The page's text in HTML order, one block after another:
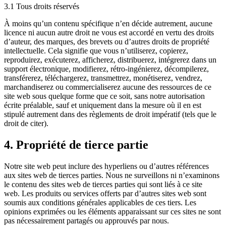
3.1 Tous droits réservés
À moins qu’un contenu spécifique n’en décide autrement, aucune
licence ni aucun autre droit ne vous est accordé en vertu des droits
d’auteur, des marques, des brevets ou d’autres droits de propriété
intellectuelle. Cela signifie que vous n’utiliserez, copierez,
reproduirez, exécuterez, afficherez, distribuerez, intégrerez dans un
support électronique, modifierez, rétro-ingénierez, décompilerez,
transférerez, téléchargerez, transmettrez, monétiserez, vendrez,
marchandiserez ou commercialiserez aucune des ressources de ce
site web sous quelque forme que ce soit, sans notre autorisation
écrite préalable, sauf et uniquement dans la mesure où il en est
stipulé autrement dans des règlements de droit impératif (tels que le
droit de citer).
4. Propriété de tierce partie
Notre site web peut inclure des hyperliens ou d’autres références
aux sites web de tierces parties. Nous ne surveillons ni n’examinons
le contenu des sites web de tierces parties qui sont liés à ce site
web. Les produits ou services offerts par d’autres sites web sont
soumis aux conditions générales applicables de ces tiers. Les
opinions exprimées ou les éléments apparaissant sur ces sites ne sont
pas nécessairement partagés ou approuvés par nous.